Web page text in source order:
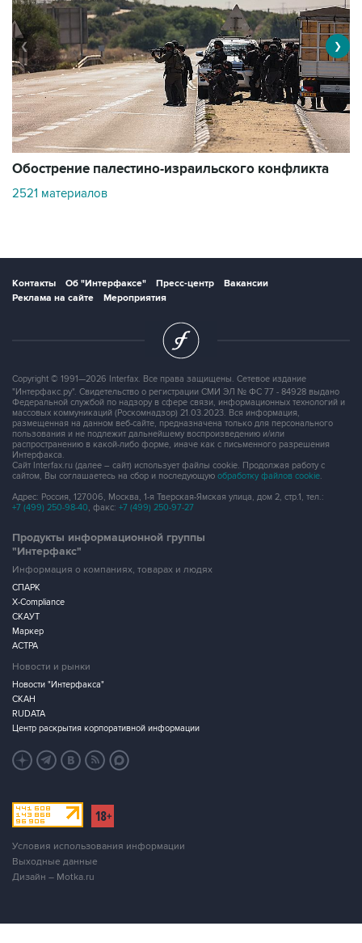
Обострение палестино-израильского конфликта
2521 материалов
❮ ❯
Контакты Об "Интерфаксе" Пресс-центр
Вакансии
Реклама на сайте
Мероприятия
Copyright © 1991—2026 Interfax. Все права защищены. Сетевое издание
"Интерфакс.ру". Свидетельство о регистрации СМИ ЭЛ № ФС 77 - 84928 выдано
Федеральной службой по надзору в сфере связи, информационных технологий и
массовых коммуникаций (Роскомнадзор) 21.03.2023. Вся информация,
размещенная на данном веб-сайте, предназначена только для персонального
пользования и не подлежит дальнейшему воспроизведению и/или
распространению в какой-либо форме, иначе как с письменного разрешения
Интерфакса.
Сайт Interfax.ru (далее – сайт) использует файлы cookie. Продолжая работу с
сайтом, Вы соглашаетесь на сбор и последующую обработку файлов cookie.
Адрес: Россия, 127006, Москва, 1-я Тверская-Ямская улица, дом 2, стр.1, тел.:
+7 (499) 250-98-40, факс: +7 (499) 250-97-27
Продукты информационной группы
"Интерфакс"
Информация о компаниях, товарах и людях
СПАРК
X-Compliance
СКАУТ
Маркер
АСТРА
Новости и рынки
Новости "Интерфакса"
СКАН
RUDATA
Центр раскрытия корпоративной информации
Условия использования информации
Выходные данные
Дизайн – Motka.ru